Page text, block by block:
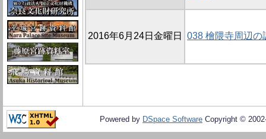
2016年6月24日金曜日 038 檜隈寺周辺の
Powered by DSpace Software Copyright ©